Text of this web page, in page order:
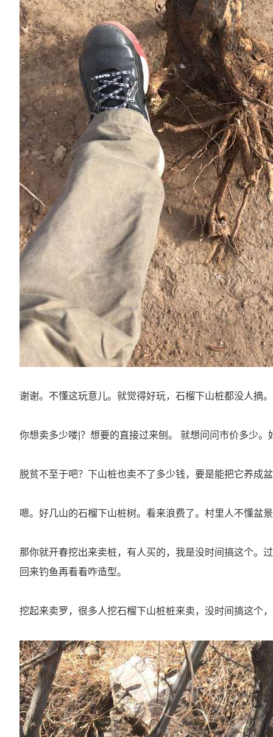
谢谢。不懂这玩意儿。就觉得好玩，石榴下山桩都没人摘
你想卖多少喽|？想要的直接过来刨。 就想问问市价多少。
脱贫不至于吧？下山桩也卖不了多少钱，要是能把它养成
嗯。好几山的石榴下山桩树。看来浪费了。村里人不懂盆
那你就开春挖出来卖桩，有人买的，我是没时间搞这个。
回来钓鱼再看看咋造型。
挖起来卖罗，很多人挖石榴下山桩桩来卖，没时间搞这个